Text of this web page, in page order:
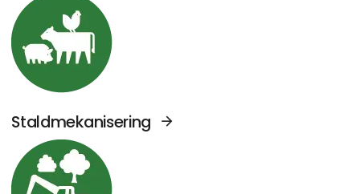
Staldmekanisering